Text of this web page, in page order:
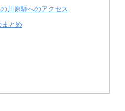
川原驛へのアクセス
まとめ